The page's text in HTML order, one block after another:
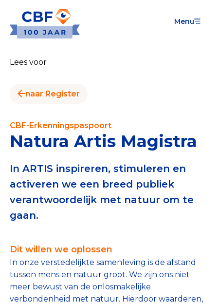
Menu
Goede Doelen
CBF-Erkenning aanvragen
Publiek
Veilig geven met het CBF-keurmerk
Check het CBF-keurmerk van een goed doel
Download de Geef Gerust Checklist
Data & Onderzoek
Betrouwbare data over goede doelen
CBF-publicaties
Lees voor
naar Register
CBF-Erkenningspaspoort
Natura Artis Magistra
In ARTIS inspireren, stimuleren en
activeren we een breed publiek
verantwoordelijk met natuur om te
gaan.
Dit willen we oplossen
In onze verstedelijkte samenleving is de afstand
tussen mens en natuur groot. We zijn ons niet
meer bewust van de onlosmakelijke
verbondenheid met natuur. Hierdoor waarderen,